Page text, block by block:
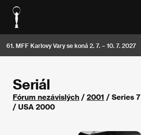
61. MFF Karlovy Vary se koná 2. 7. – 10. 7. 2027
Seriál
Fórum nezávislých / 2001 / Series 7
/ USA 2000